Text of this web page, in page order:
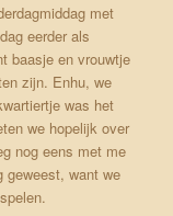
met
eerder als
baasje en vrouwtje
zijn. Enhu, we
was het
we hopelijk over
nog eens met me
geweest, want we